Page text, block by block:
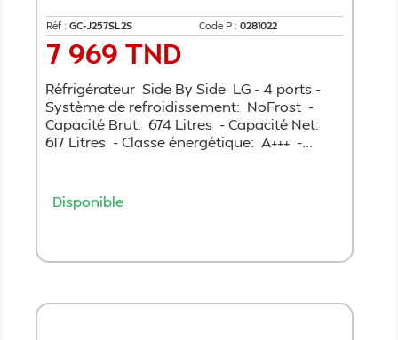
Réf : GC-J257SL2S Code P : 0281022
Prix
7 969 TND
Réfrigérateur Side By Side LG - 4 ports -
Système de refroidissement: NoFrost -
Capacité Brut: 674 Litres - Capacité Net:
617 Litres - Classe énergétique: A+++ -...
Disponible